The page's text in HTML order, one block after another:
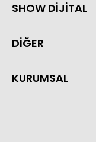
SHOW DİJİTAL
DİĞER
KURUMSAL